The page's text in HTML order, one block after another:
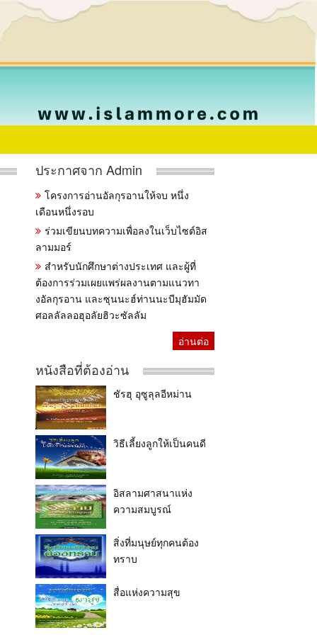
ประกาศจาก Admin
โครงการอ่านอัลกุรอานให้จบ หนึ่ง
เดือนหนึ่งรอบ
ร่วมเขียนบทความเพื่อลงในเว็บไซต์อิส
ลามมอร์
สำหรับนักศึกษาต่างประเทศ และผู้ที่
ต้องการร่วมเผยแพร่ผลงานตามแนวทา
งอัลกุรอาน และซุนนะฮ์ท่านนะบีมุฮัมมัด
ศอลลัลลอฮุอลัยฮิวะซัลลัม
อ่านต่อ
หนังสือที่ต้องอ่าน
ชัรฮุ อุซูลุลอีหม่าน
วิธีเลี้ยงลูกให้เป็นคนดี
อิสลามศาสนาแห่ง
ความสมบูรณ์
สิ่งที่มนุษย์ทุกคนต้อง
ทราบ
สื่อแห่งความสุข